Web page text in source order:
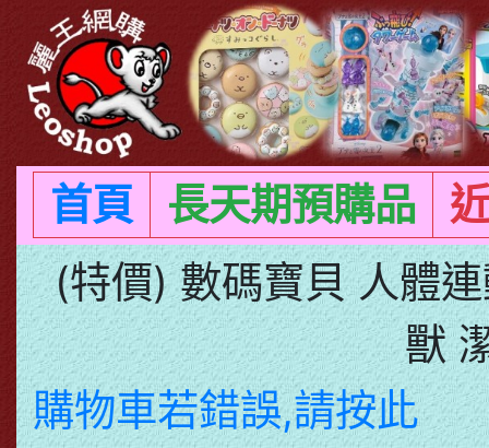
首頁 長天期預購品
(特價) 數碼寶貝 人體
獸
購物車若錯誤,請按此